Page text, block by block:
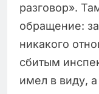
разговор».
обращение:
никакого
сбитым
имел в виду,